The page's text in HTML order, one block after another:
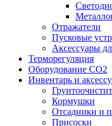
Отражатели
Пусковые
Аксессуары
Терморегуляция
Оборудование CO2
Инвентарь и
Кормушки
Отсадники и
Присоски